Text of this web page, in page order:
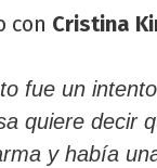
con Cristina
fue un
quiere decir
y había